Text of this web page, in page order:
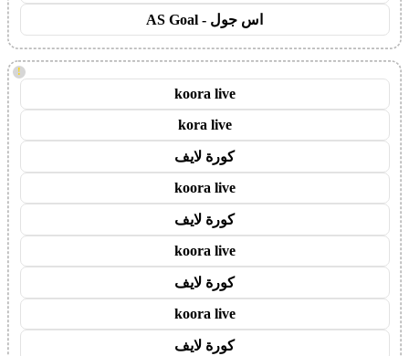
اس جول - AS Goal
!
koora live
kora live
كورة لايف
koora live
كورة لايف
koora live
كورة لايف
koora live
كورة لايف